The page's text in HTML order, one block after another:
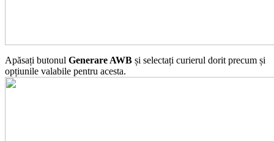
Apăsați butonul Generare AWB și selectați curierul dorit precum și
opțiunile valabile pentru acesta.